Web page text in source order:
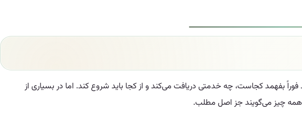
بفهمد کجاست، چه خدمتی دریافت می‌کند و از کجا باید شروع کند. اما در بسیاری از
همه چیز می‌گویند جز اصل مطلب.